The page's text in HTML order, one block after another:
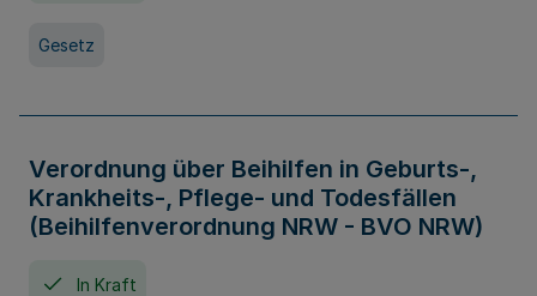
Gesetz
Verordnung über Beihilfen in Geburts-,
Krankheits-, Pflege- und Todesfällen
(Beihilfenverordnung NRW - BVO NRW)
In Kraft